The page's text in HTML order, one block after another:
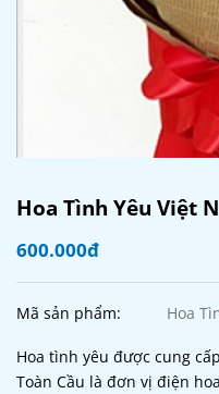
Hoa Tình Yêu Việt
600.000đ
Mã sản phẩm: Hoa
Hoa tình yêu được cung
Toàn Cầu là đơn vị điện